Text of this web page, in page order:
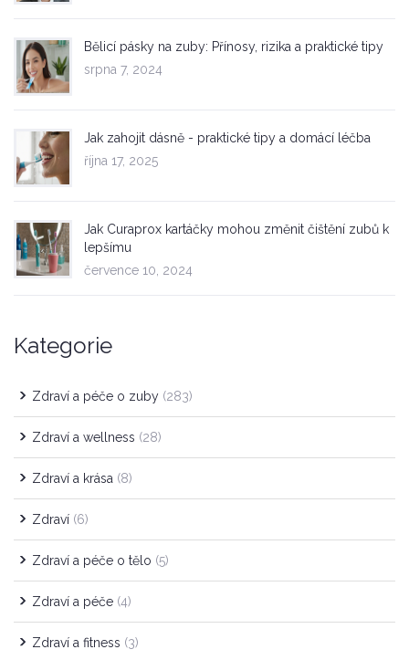
Bělicí pásky na zuby: Přínosy, rizika a praktické tipy
srpna 7, 2024
Jak zahojit dásně - praktické tipy a domácí léčba
října 17, 2025
Jak Curaprox kartáčky mohou změnit čištění zubů k
lepšímu
července 10, 2024
Kategorie
Zdraví a péče o zuby (283)
Zdraví a wellness (28)
Zdraví a krása (8)
Zdraví (6)
Zdraví a péče o tělo (5)
Zdraví a péče (4)
Zdraví a fitness (3)